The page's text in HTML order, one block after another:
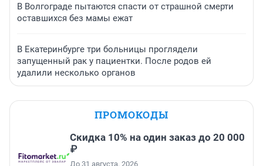
В Волгограде пытаются спасти от страшной смерти
оставшихся без мамы ежат
В Екатеринбурге три больницы проглядели
запущенный рак у пациентки. После родов ей
удалили несколько органов
ПРОМОКОДЫ
Скидка 10% на один заказ до 20 000
₽
До 31 августа, 2026